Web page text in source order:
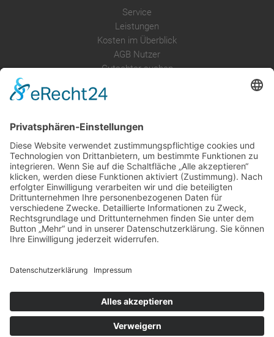
Service
Leistungen
Kosten im Überblick
AGB Nutzer
Gutachter suchen
Anfrage
Presse
Partner: Der DGuSV
als Gutachter eintragen
Infos für Suchende